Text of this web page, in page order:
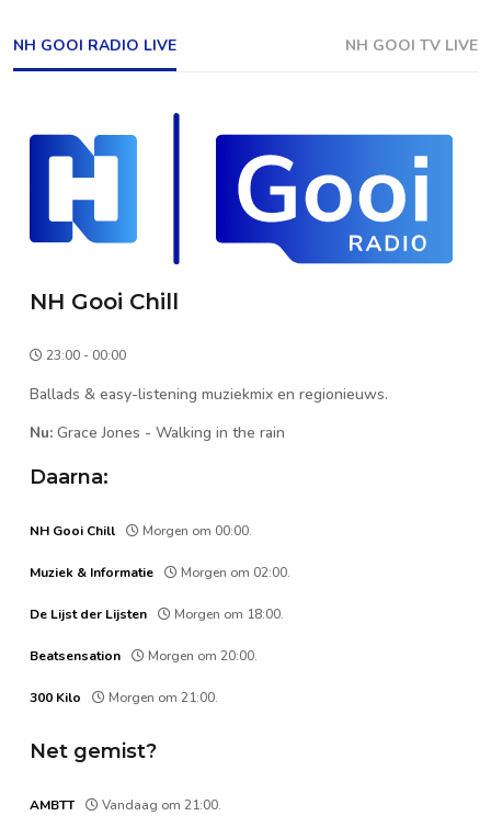
NH GOOI RADIO LIVE NH GOOI TV LIVE
NH Gooi Chill
23:00 - 00:00
Ballads & easy-listening muziekmix en regionieuws.
Nu: Grace Jones - Walking in the rain
Daarna:
NH Gooi Chill Morgen om 00:00.
Muziek & Informatie Morgen om 02:00.
De Lijst der Lijsten Morgen om 18:00.
Beatsensation Morgen om 20:00.
300 Kilo Morgen om 21:00.
Net gemist?
AMBTT Vandaag om 21:00.